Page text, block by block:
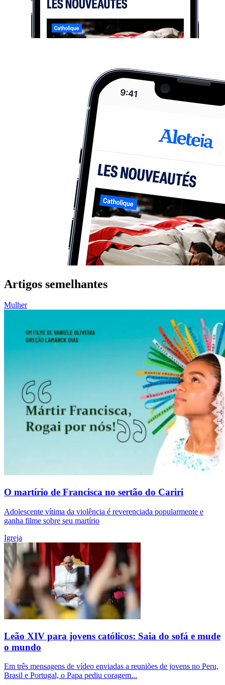
Artigos semelhantes
Mulher
O martírio de Francisca no sertão do Cariri
Adolescente vítima da violência é reverenciada popularmente e
ganha filme sobre seu martírio
Igreja
Leão XIV para jovens católicos: Saia do sofá e mude
o mundo
Em três mensagens de vídeo enviadas a reuniões de jovens no Peru,
Brasil e Portugal, o Papa pediu coragem...